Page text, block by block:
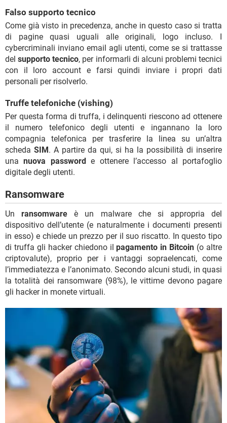
Falso supporto tecnico
Come già visto in precedenza, anche in questo caso si tratta
di pagine quasi uguali alle originali, logo incluso. I
cybercriminali inviano email agli utenti, come se si trattasse
delsupporto tecnico, per informarli di alcuni problemi tecnici
con il loro account e farsi quindi inviare i propri dati
personali per risolverlo.
Truffe telefoniche (vishing)
Per questa forma di truffa, i delinquenti riescono ad ottenere
il numero telefonico degli utenti e ingannano la loro
compagnia telefonica per trasferire la linea su un’altra
scheda SIM. A partire da qui, si ha la possibilità di inserire
unanuova passworde ottenere l’accesso al portafoglio
digitale degli utenti.
Ransomware
Unransomware è un malware che si appropria del
dispositivo dell’utente (e naturalmente i documenti presenti
in esso) e chiede un prezzo per il suo riscatto. In questo tipo
di truffa gli hacker chiedono ilpagamento in Bitcoin (o altre
criptovalute), proprio per i vantaggi sopraelencati, come
l’immediatezza e l’anonimato. Secondo alcuni studi, in quasi
la totalità dei ransomware (98%), le vittime devono pagare
gli hacker in monete virtuali.